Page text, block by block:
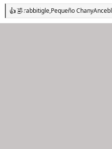
R
e
rabbitigle,Pequeño ChanyAncebl